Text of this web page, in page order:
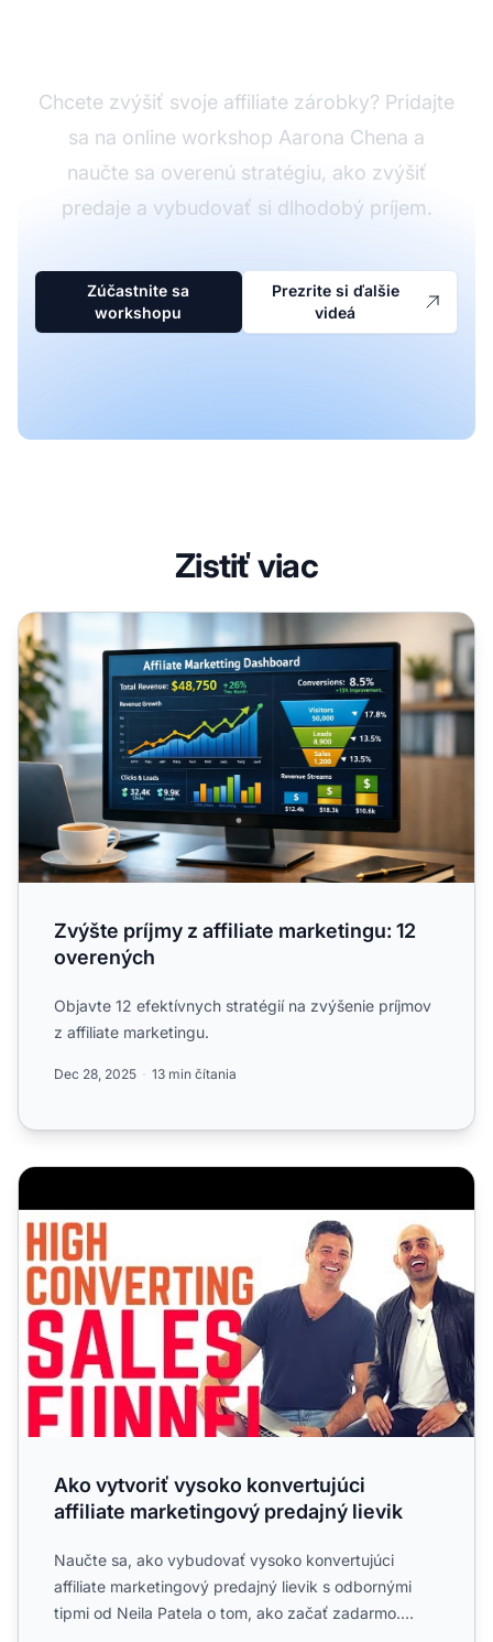
Chcete zvýšiť svoje affiliate zárobky? Pridajte
sa na online workshop Aarona Chena a
naučte sa overenú stratégiu, ako zvýšiť
predaje a vybudovať si dlhodobý príjem.
Zúčastnite sa
workshopu
Prezrite si ďalšie
videá
Zistiť viac
Zvýšte príjmy z affiliate marketingu: 12 overených
Zvýšte príjmy z affiliate marketingu: 12
overených
Objavte 12 efektívnych stratégií na zvýšenie príjmov
z affiliate marketingu.
Dec 28, 2025 13 min čítania
Ako vytvoriť vysoko konvertujúci affiliate marketingový
Ako vytvoriť vysoko konvertujúci
affiliate marketingový predajný lievik
Naučte sa, ako vybudovať vysoko konvertujúci
affiliate marketingový predajný lievik s odbornými
tipmi od Neila Patela o tom, ako začať zadarmo.